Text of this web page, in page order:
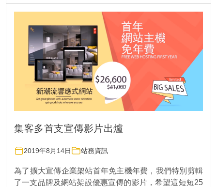
集客多首支宣傳影片出爐
2019年8月14日 站務資訊
為了擴大宣傳企業架站首年免主機年費，我們特別剪輯
了一支品牌及網站架設優惠宣傳的影片，希望這短短25